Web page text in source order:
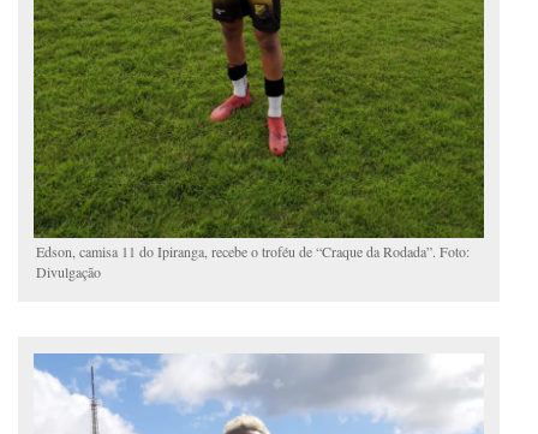
Edson, camisa 11 do Ipiranga, recebe o troféu de “Craque da Rodada”. Foto:
Divulgação